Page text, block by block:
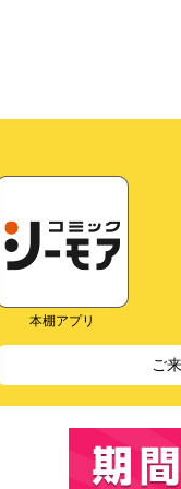
本棚アプリ
ご